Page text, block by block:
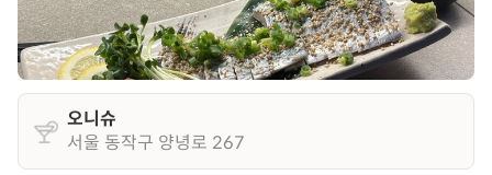
오니슈
서울 동작구 양녕로 267